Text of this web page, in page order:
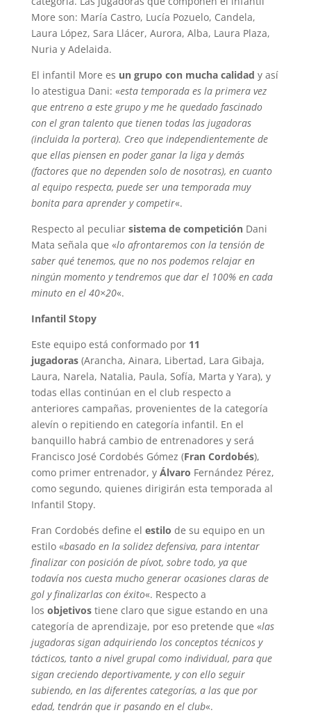
More son: María Castro, Lucía Pozuelo, Candela,
Laura López, Sara Llácer, Aurora, Alba, Laura Plaza,
Nuria y Adelaida.
El infantil More es un grupo con mucha calidad y así
lo atestigua Dani: «esta temporada es la primera vez
que entreno a este grupo y me he quedado fascinado
con el gran talento que tienen todas las jugadoras
(incluida la portera). Creo que independientemente de
que ellas piensen en poder ganar la liga y demás
(factores que no dependen solo de nosotras), en cuanto
al equipo respecta, puede ser una temporada muy
bonita para aprender y competir«.
Respecto al peculiar sistema de competiciónDani
Mata señala que «lo afrontaremos con la tensión de
saber qué tenemos, que no nos podemos relajar en
ningún momento y tendremos que dar el 100% en cada
minuto en el 40×20«.
Infantil Stopy
Este equipo está conformado por 11
jugadoras(Arancha, Ainara, Libertad, Lara Gibaja,
Laura, Narela, Natalia, Paula, Sofía, Marta y Yara), y
todas ellas continúan en el club respecto a
anteriores campañas, provenientes de la categoría
alevín o repitiendo en categoría infantil. En el
banquillo habrá cambio de entrenadores y será
Francisco José Cordobés Gómez (Fran Cordobés),
como primer entrenador, y Álvaro Fernández Pérez,
como segundo, quienes dirigirán esta temporada al
Infantil Stopy.
Fran Cordobés define el estilo de su equipo en un
estilo «basado en la solidez defensiva, para intentar
finalizar con posición de pívot, sobre todo, ya que
todavía nos cuesta mucho generar ocasiones claras de
gol y finalizarlas con éxito«. Respecto a
los objetivostiene claro que sigue estando en una
categoría de aprendizaje, por eso pretende que «las
jugadoras sigan adquiriendo los conceptos técnicos y
tácticos, tanto a nivel grupal como individual, para que
sigan creciendo deportivamente, y con ello seguir
subiendo, en las diferentes categorías, a las que por
edad, tendrán que ir pasando en el club«.